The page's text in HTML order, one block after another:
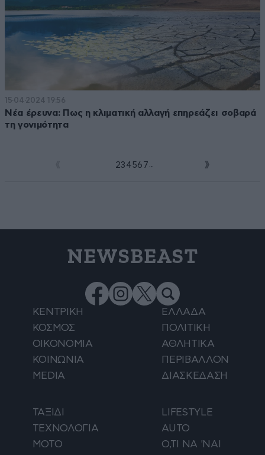
15·04·2024 19:56
Νέα έρευνα: Πως η κλιματική αλλαγή επηρεάζει σοβαρά
τη γονιμότητα
23 4 56 7 ...
NEWSBEAST
ΚΕΝΤΡΙΚΗ
ΕΛΛΑΔΑ
ΚΟΣΜΟΣ
ΠΟΛΙΤΙΚΗ
ΟΙΚΟΝΟΜΙΑ
ΑΘΛΗΤΙΚΑ
ΚΟΙΝΩΝΙΑ
ΠΕΡΙΒΑΛΛΟΝ
MEDIA
ΔΙΑΣΚΕΔΑΣΗ
ΤΑΞΙΔΙ
LIFESTYLE
ΤΕΧΝΟΛΟΓΙΑ
AUTO
ΜΟΤΟ
Ο,ΤΙ ΝΑ 'ΝΑΙ